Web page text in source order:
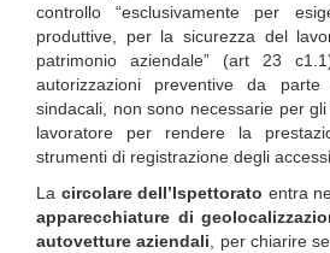
controllo “esclusivamente per
produttive, per la sicurezza del
patrimonio aziendale” (art 23
autorizzazioni preventive da parte
sindacali, non sono necessarie per
lavoratore per rendere la
strumenti di registrazione degli
La circolare dell’Ispettorato entra
apparecchiature di
autovetture aziendali, per chiarire